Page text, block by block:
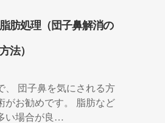
肪処理（団子鼻解消の
法）
、 団子鼻を気にされる方
がお勧めです。 脂肪など
い場合が良…